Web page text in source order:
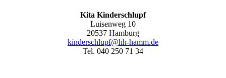
Kita Kinderschlupf
Luisenweg 10
20537 Hamburg
kinderschlupf@hh-hamm.de
Tel. 040 250 71 34